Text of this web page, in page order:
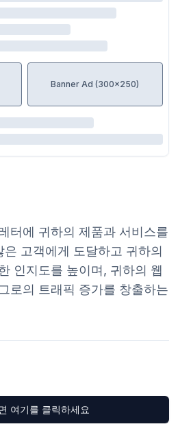
Banner Ad (300x250)
터에 귀하의 제품과 서비스를
고객에게 도달하고 귀하의
인지도를 높이며, 귀하의 웹
로의 트래픽 증가를 창출하는
여기를 클릭하세요